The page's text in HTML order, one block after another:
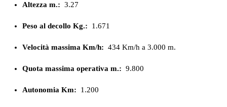
Altezza m.: 3.27
Peso al decollo Kg.: 1.671
Velocità massima Km/h: 434 Km/h a 3.000 m.
Quota massima operativa m.: 9.800
Autonomia Km: 1.200